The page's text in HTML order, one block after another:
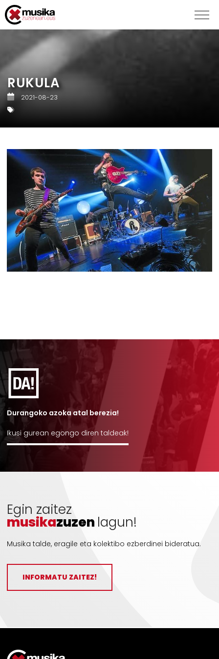
RUKULA
2021-08-23
Durangoko azoka atal berezia!
Ikusi gurean egongo diren taldeak!
Egin zaitez
musikazuzen lagun!
Musika talde, eragile eta kolektibo ezberdinei bideratua.
INFORMATU ZAITEZ!